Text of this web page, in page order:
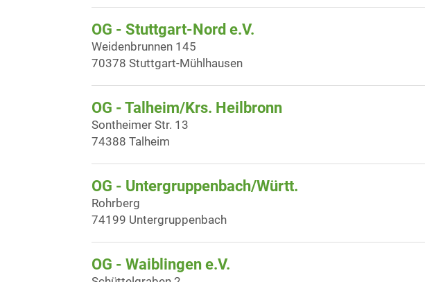
OG - Stuttgart-Nord e.V.
Weidenbrunnen 145
70378 Stuttgart-Mühlhausen
OG - Talheim/Krs. Heilbronn
Sontheimer Str. 13
74388 Talheim
OG - Untergruppenbach/Württ.
Rohrberg
74199 Untergruppenbach
OG - Waiblingen e.V.